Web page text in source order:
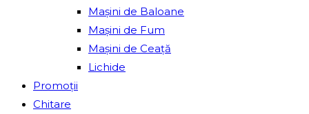
Mașini de Baloane
Mașini de Fum
Mașini de Ceață
Lichide
Promoții
Chitare